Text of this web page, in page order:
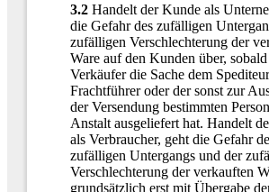
3.2Handelt der Kunde als
die Gefahr des zufälligen
zufälligen Verschlechterung der
Ware auf den Kunden über,
Verkäufer die Sache dem
Frachtführer oder der sonst zur
der Versendung bestimmten
Anstalt ausgeliefert hat. Handelt
als Verbraucher, geht die Gefahr
zufälligen Untergangs und der
Verschlechterung der verkauften
grundsätzlich erst mit Übergabe